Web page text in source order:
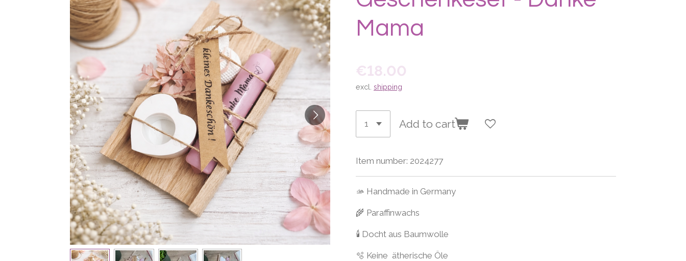
Mama
€18.00
excl. shipping
Add to cart
Item number: 2024277
🫴 Handmade in Germany
🌾 Paraffinwachs
🕯 Docht aus Baumwolle
🫧 Keine ätherische Öle